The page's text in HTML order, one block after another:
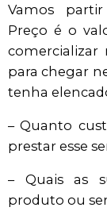
Vamos
Preço é o
comercializar
para chegar
tenha
– Quanto
prestar esse
– Quais as
produto ou